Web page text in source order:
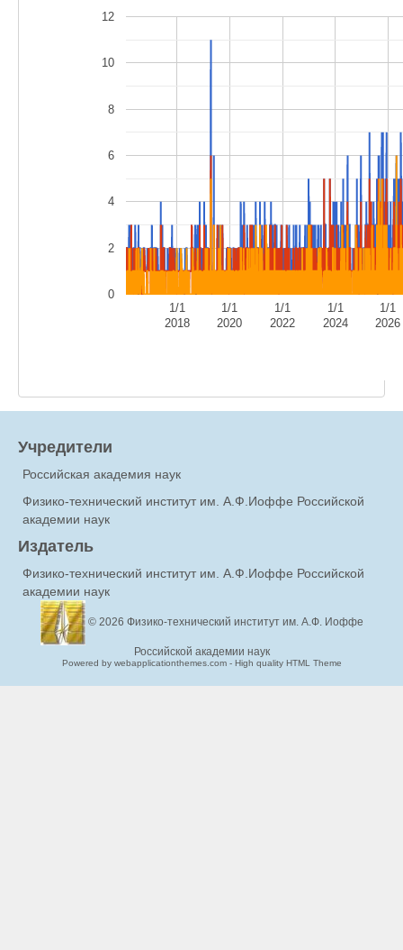
1/1
2018
1/1
2020
1/1
2022
1/1
2024
1/1
2026
0
2
4
6
8
10
12
Учредители
Российская академия наук
Физико-технический институт им. А.Ф.Иоффе Российской
академии наук
Издатель
Физико-технический институт им. А.Ф.Иоффе Российской
академии наук
© 2026 Физико-технический институт им. А.Ф. Иоффе
Российской академии наук
Powered by webapplicationthemes.com - High quality HTML Theme